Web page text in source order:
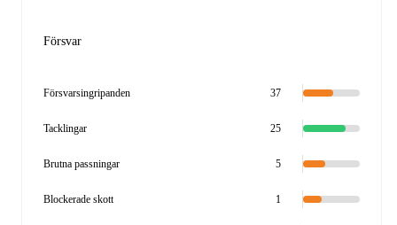
Försvar
Försvarsingripanden 37
Tacklingar 25
Brutna passningar 5
Blockerade skott 1